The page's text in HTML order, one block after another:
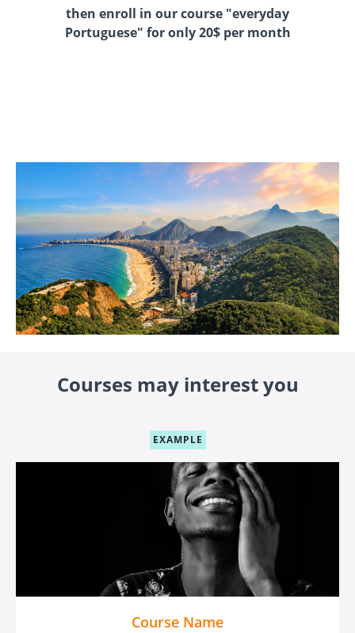
then enroll in our course "everyday
Portuguese" for only 20$ per month
Courses may interest you
EXAMPLE
Course Name